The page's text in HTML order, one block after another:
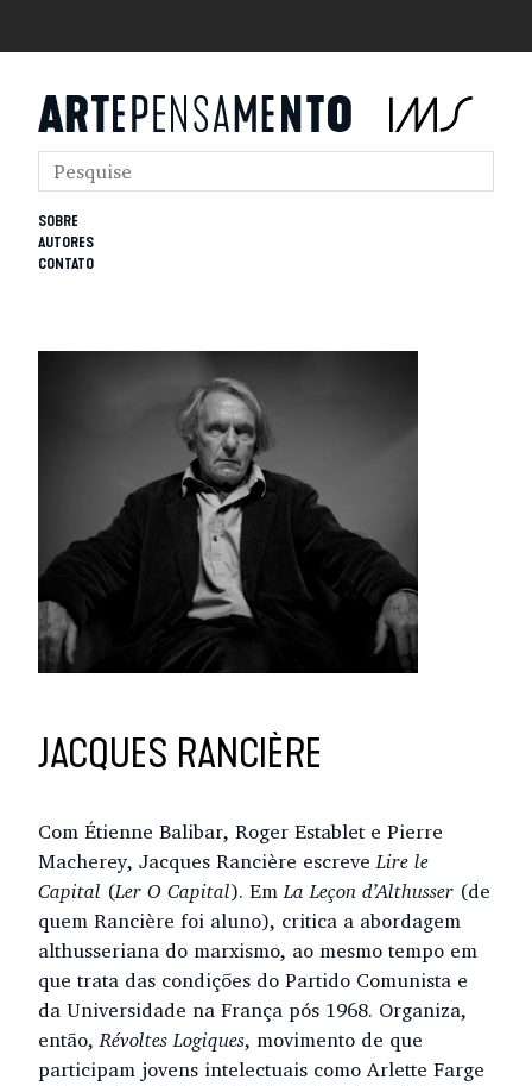
SOBRE
AUTORES
CONTATO
JACQUES RANCIÈRE
Com Étienne Balibar, Roger Establet e Pierre
Macherey, Jacques Rancière escreveLire le
Capital (Ler O Capital). EmLa Leçon d’Althusser (de
quem Rancière foi aluno), critica a abordagem
althusseriana do marxismo, ao mesmo tempo em
que trata das condições do Partido Comunista e
da Universidade na França pós 1968. Organiza,
então,Révoltes Logiques, movimento de que
participam jovens intelectuais como Arlette Farge